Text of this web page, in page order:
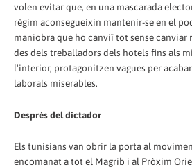
volen evitar que, en una mascarada
règim aconsegueixin mantenir-se en el
maniobra que ho canviï tot sense canviar
des dels treballadors dels hotels fins als
l'interior, protagonitzen vagues per
laborals miserables.
Després del dictador
Els tunisians van obrir la porta al
encomanat a tot el Magrib i al Pròxim